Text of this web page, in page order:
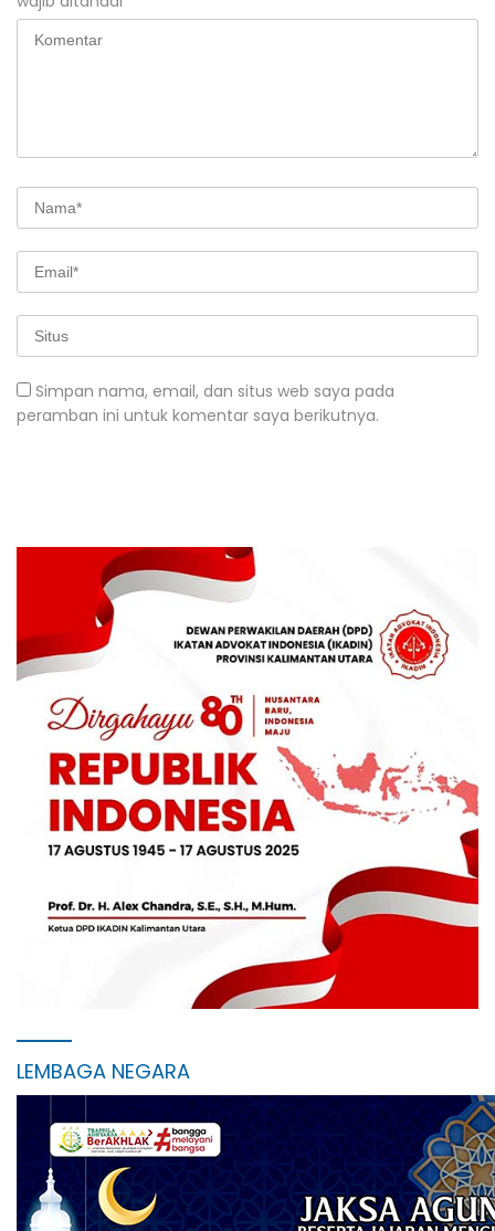
Simpan nama, email, dan situs web saya pada
peramban ini untuk komentar saya berikutnya.
LEMBAGA NEGARA